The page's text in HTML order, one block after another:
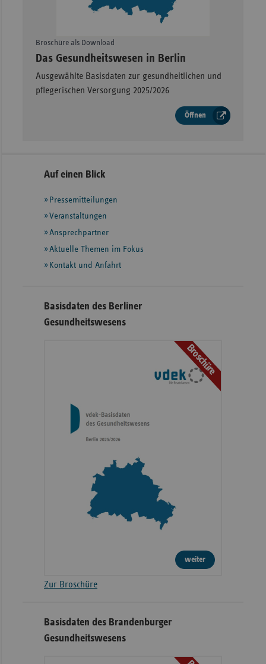
Broschüre als Download
–
Das Gesundheitswesen in Berlin
Ausgewählte Basisdaten zur gesundheitlichen und
pflegerischen Versorgung 2025/2026
Öffnen
Seitennavigation
Seitenleiste
weiteren
Informationen
Auf einen Blick
Pressemitteilungen
Veranstaltungen
Ansprechpartner
Aktuelle Themen im Fokus
Kontakt und Anfahrt
Basisdaten des Berliner
Gesundheitswesens
Broschüre
weiter
Zur Broschüre
Basisdaten des Brandenburger
Gesundheitswesens